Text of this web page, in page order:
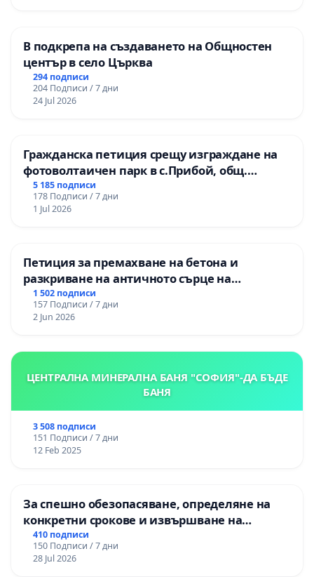
В подкрепа на създаването на Общностен
център в село Църква
294 подписи
204 Подписи / 7 дни
24 Jul 2026
Гражданска петиция срещу изграждане на
фотоволтаичен парк в с.Прибой, общ.
Радомир
5 185 подписи
178 Подписи / 7 дни
1 Jul 2026
Петиция за премахване на бетона и
разкриване на античното сърце на
Могиланската могила във Враца
1 502 подписи
157 Подписи / 7 дни
2 Jun 2026
ЦЕНТРАЛНА МИНЕРАЛНА БАНЯ "СОФИЯ"-ДА БЪДЕ
БАНЯ
3 508 подписи
151 Подписи / 7 дни
12 Feb 2025
За спешно обезопасяване, определяне на
конкретни срокове и извършване на
цялостна рехабилитация на
републиканския път между пътен възел АМ
„Тракия“ - гр. Ихтиман - с. Мирово - к.к.
410 подписи
150 Подписи / 7 дни
28 Jul 2026